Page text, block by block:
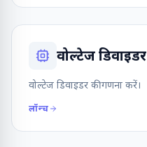
वोल्टेज डिवाइडर
वोल्टेज डिवाइडर की गणना करें।
लॉन्च